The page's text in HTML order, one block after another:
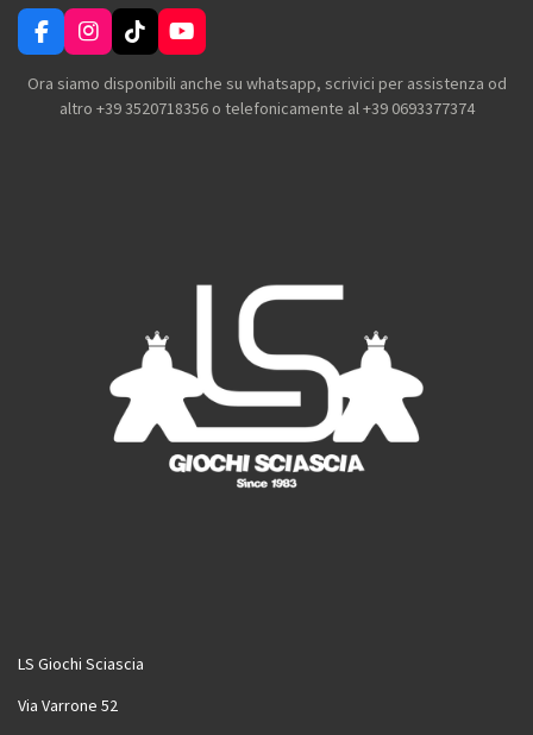
F
a
c
I
n
s
t
T
i
k
T
Y
o
u
T
Ora siamo disponibili anche su whatsapp, scrivici per assistenza od
altro +39 3520718356 o telefonicamente al +39 0693377374
LS Giochi Sciascia
Via Varrone 52